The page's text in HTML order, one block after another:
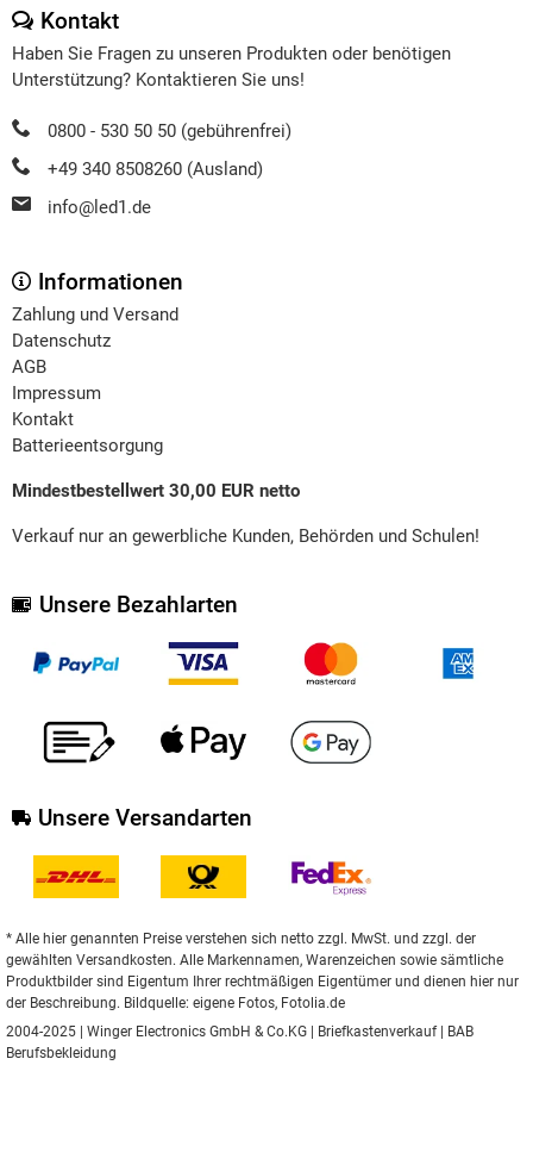
Kontakt
Haben Sie Fragen zu unseren Produkten oder benötigen
Unterstützung? Kontaktieren Sie uns!
0800 - 530 50 50 (gebührenfrei)
+49 340 8508260 (Ausland)
info@led1.de
Informationen
Zahlung und Versand
Datenschutz
AGB
Impressum
Kontakt
Batterieentsorgung
Mindestbestellwert 30,00 EUR netto
Verkauf nur an gewerbliche Kunden, Behörden und Schulen!
Unsere Bezahlarten
Unsere Versandarten
* Alle hier genannten Preise verstehen sich netto zzgl. MwSt. und zzgl. der
gewählten Versandkosten. Alle Markennamen, Warenzeichen sowie sämtliche
Produktbilder sind Eigentum Ihrer rechtmäßigen Eigentümer und dienen hier nur
der Beschreibung. Bildquelle: eigene Fotos, Fotolia.de
2004-2025 | Winger Electronics GmbH & Co.KG | Briefkastenverkauf| BAB
Berufsbekleidung